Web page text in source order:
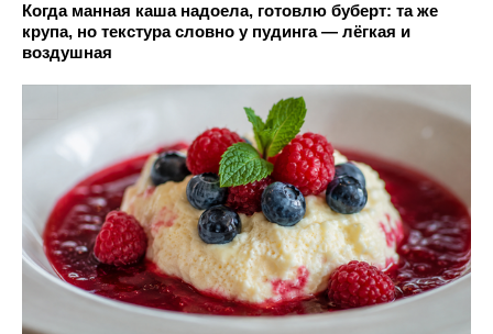
Когда манная каша надоела, готовлю буберт: та же
крупа, но текстура словно у пудинга — лёгкая и
воздушная